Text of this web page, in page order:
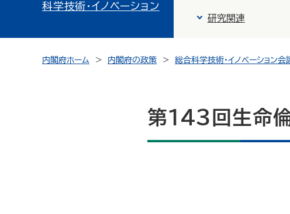
科学技術・イノベーション
研究関連
内閣府ホーム 内閣府の政策 総合科学技術・イノベーション会
第１４３回生命